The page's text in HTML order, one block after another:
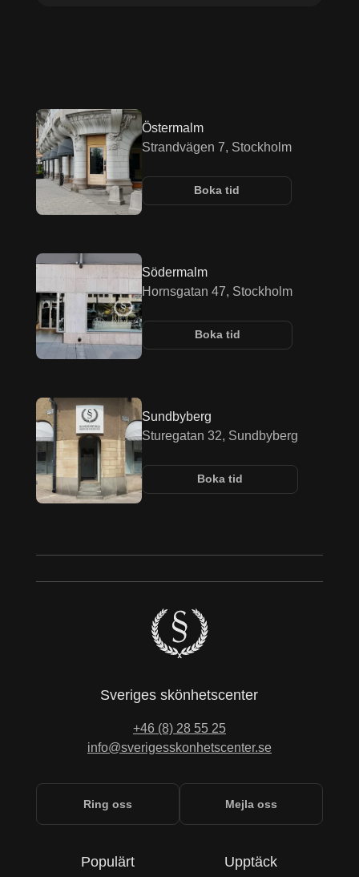
Östermalm
Strandvägen 7, Stockholm
Boka tid
Södermalm
Hornsgatan 47, Stockholm
Boka tid
Sundbyberg
Sturegatan 32, Sundbyberg
Boka tid
Sveriges skönhetscenter
+46 (8) 28 55 25
info@sverigesskonhetscenter.se
Ring oss Mejla oss
Populärt Upptäck